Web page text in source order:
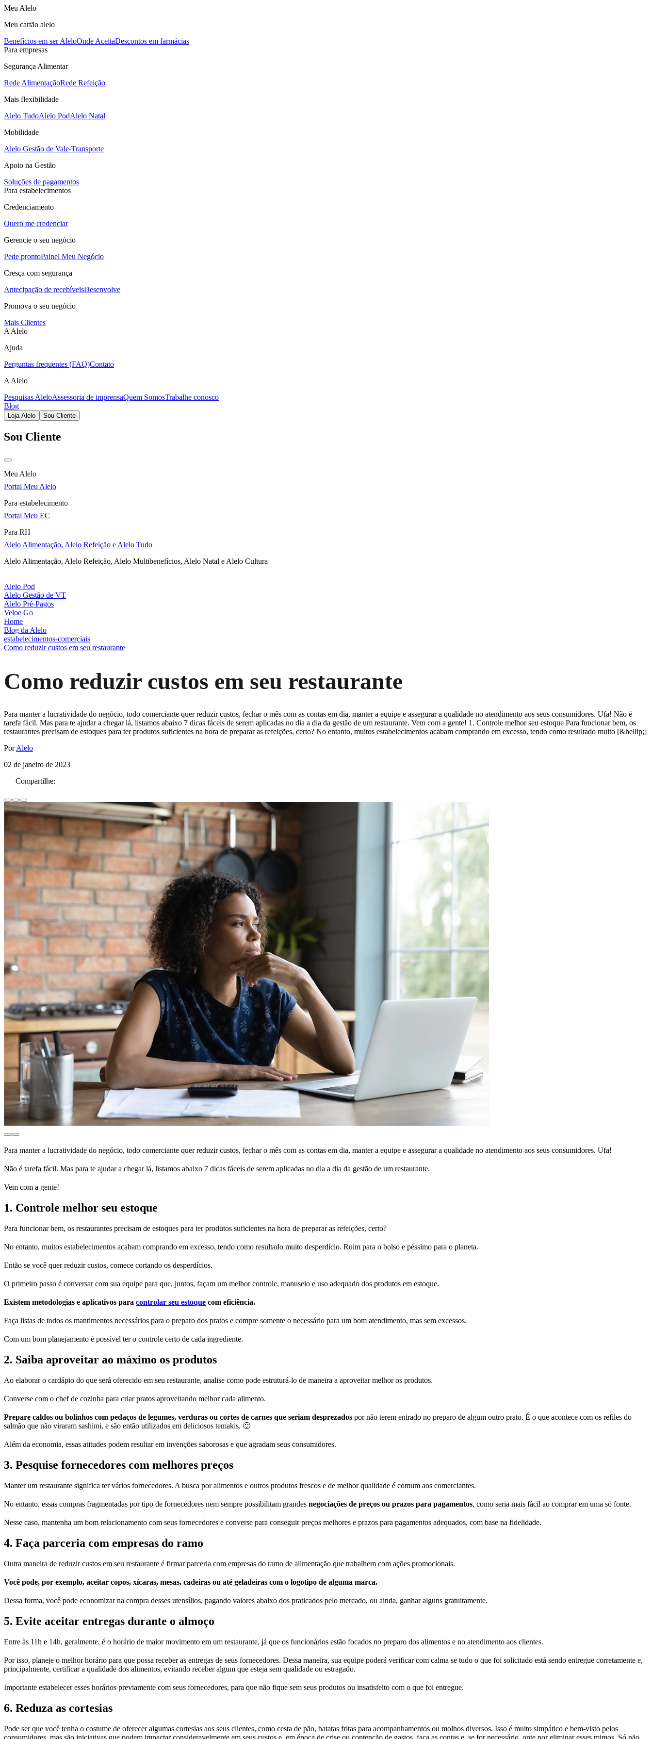
Meu Alelo
Meu cartão alelo
Benefícios em ser AleloOnde AceitaDescontos em farmácias
Para empresas
Segurança Alimentar
Rede AlimentaçãoRede Refeição
Mais flexibilidade
Alelo TudoAlelo PodAlelo Natal
Mobilidade
Alelo Gestão de Vale-Transporte
Apoio na Gestão
Soluções de pagamentos
Para estabelecimentos
Credenciamento
Quero me credenciar
Gerencie o seu negócio
Pede prontoPainel Meu Negócio
Cresça com segurança
Antecipação de recebíveisDesenvolve
Promova o seu negócio
Mais Clientes
A Alelo
Ajuda
Perguntas frequentes (FAQ)Contato
A Alelo
Pesquisas AleloAssessoria de imprensaQuem SomosTrabalhe conosco
Blog
Loja Alelo Sou Cliente
Sou Cliente
Meu Alelo
Portal Meu Alelo
Para estabelecimento
Portal Meu EC
Para RH
Alelo Alimentação, Alelo Refeição e Alelo Tudo
Alelo Alimentação, Alelo Refeição, Alelo Multibenefícios, Alelo Natal e Alelo Cultura
Alelo Pod
Alelo Gestão de VT
Alelo Pré-Pagos
Veloe Go
Home
Blog da Alelo
estabelecimentos-comerciais
Como reduzir custos em seu restaurante
Como reduzir custos em seu restaurante
Para manter a lucratividade do negócio, todo comerciante quer reduzir custos, fechar o mês com as contas em dia, manter a equipe e assegurar a qualidade no atendimento aos seus consumidores. Ufa! Não é
tarefa fácil. Mas para te ajudar a chegar lá, listamos abaixo 7 dicas fáceis de serem aplicadas no dia a dia da gestão de um restaurante. Vem com a gente! 1. Controle melhor seu estoque Para funcionar bem, os
restaurantes precisam de estoques para ter produtos suficientes na hora de preparar as refeições, certo? No entanto, muitos estabelecimentos acabam comprando em excesso, tendo como resultado muito [&hellip;]
PorAlelo
02 de janeiro de 2023
Compartilhe:
Para manter a lucratividade do negócio, todo comerciante quer reduzir custos, fechar o mês com as contas em dia, manter a equipe e assegurar a qualidade no atendimento aos seus consumidores. Ufa!
Não é tarefa fácil. Mas para te ajudar a chegar lá, listamos abaixo 7 dicas fáceis de serem aplicadas no dia a dia da gestão de um restaurante.
Vem com a gente!
1. Controle melhor seu estoque
Para funcionar bem, os restaurantes precisam de estoques para ter produtos suficientes na hora de preparar as refeições, certo?
No entanto, muitos estabelecimentos acabam comprando em excesso, tendo como resultado muito desperdício. Ruim para o bolso e péssimo para o planeta.
Então se você quer reduzir custos, comece cortando os desperdícios.
O primeiro passo é conversar com sua equipe para que, juntos, façam um melhor controle, manuseio e uso adequado dos produtos em estoque.
Existem metodologias e aplicativos para controlar seu estoque com eficiência.
Faça listas de todos os mantimentos necessários para o preparo dos pratos e compre somente o necessário para um bom atendimento, mas sem excessos.
Com um bom planejamento é possível ter o controle certo de cada ingrediente.
2. Saiba aproveitar ao máximo os produtos
Ao elaborar o cardápio do que será oferecido em seu restaurante, analise como pode estruturá-lo de maneira a aproveitar melhor os produtos.
Converse com o chef de cozinha para criar pratos aproveitando melhor cada alimento.
Prepare caldos ou bolinhos com pedaços de legumes, verduras ou cortes de carnes que seriam desprezados por não terem entrado no preparo de algum outro prato. É o que acontece com os refiles do
salmão que não viraram sashimi, e são então utilizados em deliciosos temakis. 🙂
Além da economia, essas atitudes podem resultar em invenções saborosas e que agradam seus consumidores.
3. Pesquise fornecedores com melhores preços
Manter um restaurante significa ter vários fornecedores. A busca por alimentos e outros produtos frescos e de melhor qualidade é comum aos comerciantes.
No entanto, essas compras fragmentadas por tipo de fornecedores nem sempre possibilitam grandes negociações de preços ou prazos para pagamentos, como seria mais fácil ao comprar em uma só fonte.
Nesse caso, mantenha um bom relacionamento com seus fornecedores e converse para conseguir preços melhores e prazos para pagamentos adequados, com base na fidelidade.
4. Faça parceria com empresas do ramo
Outra maneira de reduzir custos em seu restaurante é firmar parceria com empresas do ramo de alimentação que trabalhem com ações promocionais.
Você pode, por exemplo, aceitar copos, xícaras, mesas, cadeiras ou até geladeiras com o logotipo de alguma marca.
Dessa forma, você pode economizar na compra desses utensílios, pagando valores abaixo dos praticados pelo mercado, ou ainda, ganhar alguns gratuitamente.
5. Evite aceitar entregas durante o almoço
Entre às 11h e 14h, geralmente, é o horário de maior movimento em um restaurante, já que os funcionários estão focados no preparo dos alimentos e no atendimento aos clientes.
Por isso, planeje o melhor horário para que possa receber as entregas de seus fornecedores. Dessa maneira, sua equipe poderá verificar com calma se tudo o que foi solicitado está sendo entregue corretamente e,
principalmente, certificar a qualidade dos alimentos, evitando receber algum que esteja sem qualidade ou estragado.
Importante estabelecer esses horários previamente com seus fornecedores, para que não fique sem seus produtos ou insatisfeito com o que foi entregue.
6. Reduza as cortesias
Pode ser que você tenha o costume de oferecer algumas cortesias aos seus clientes, como cesta de pão, batatas fritas para acompanhamentos ou molhos diversos. Isso é muito simpático e bem-visto pelos
consumidores, mas são iniciativas que podem impactar consideravelmente em seus custos e, em época de crise ou contenção de gastos, faça as contas e, se for necessário, opte por eliminar esses mimos. Só não